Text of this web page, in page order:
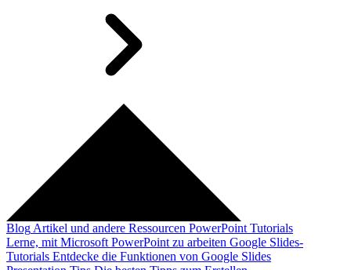
Blog Artikel und andere Ressourcen PowerPoint Tutorials
Lerne, mit Microsoft PowerPoint zu arbeiten Google Slides-
Tutorials Entdecke die Funktionen von Google Slides